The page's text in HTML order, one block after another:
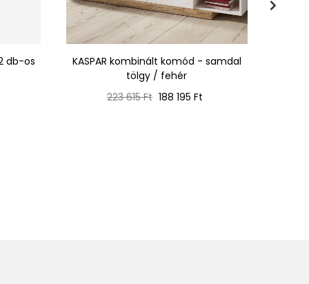
db-os
KASPAR kombinált komód - samdal
tölgy / fehér
Normál
223 615 Ft Ár
188 195 Ft